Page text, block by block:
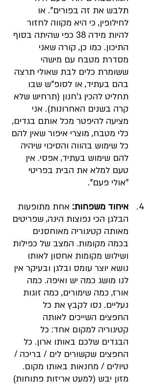
תלבש את זה בפורים". או
לחילופין, כי היא מקווה לחזור
להיות מידה 38 כפי שהיתה בסוף
התיכון. כמו כן, קורה שאני
מסדרת מטבח עם מישהי
ששומרת כלים לבת שאולי תרצה
בהם בעתיד, או לסופ"ש שבו
תחליט להכין ג'חנון (תרחיש שלא
קרה בשנים האחרונות). אני
מציעה להיפטר מכל אותם בגדים,
כלי מטבח, מוצרי איפור שאין להם
כל שימוש בהווה והסיכוי שיהיה
להם שימוש בעתיד, אפסי. אין
טעם למלא את הבית בפריטי
"אולי פעם".
איחוד משפחות: אחת מתופעות
הבלגן הכי נפוצות הינה, שפריטים
מאותה קטיגוריה מאוחסנים
בכמה מקומות. המצב של כפילות
ושילוש מקומות אחסון לאותו
נושא יוצר עומס ובלגן ובעיקר אין
לנו מושג כמה יש ואיפה. כמה
אורז, כמה שימורים, כמה זוגות
נעליים. נסו לקבץ את כל
החפצים השייכים לאותה
קטיגוריה למקום אחד: כל
הבגדים שלכם באותו ארון. כל
החפצים שקשורים לים / בריכה /
טיולים / מחנאות באותו מקום.
מזון יבש (למעט אריזות פתוחות)